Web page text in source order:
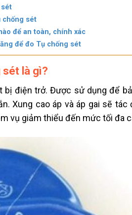
sét
chống sét
để an toàn, chính xác
để đo Tụ chống sét
sét là gì?
bị điện trở. Được sử dụng để
Xung cao áp và áp gai sẽ
vụ giảm thiểu đến mức tối đa